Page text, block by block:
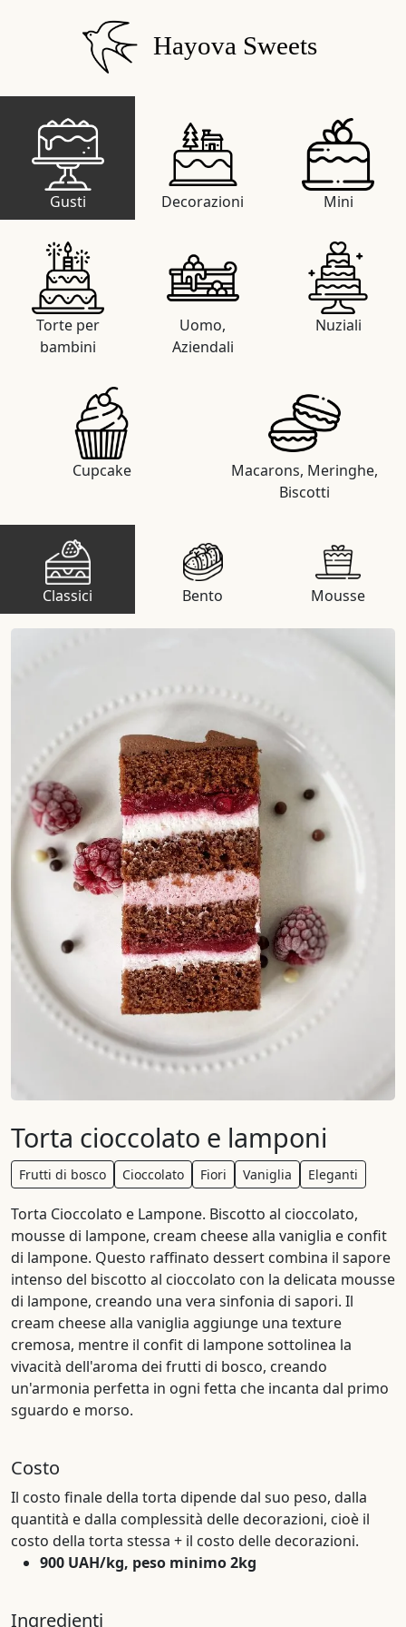
Hayova Sweets
Gusti Decorazioni Mini
Torte per
bambini
Uomo,
Aziendali
Nuziali
Cupcake
Macarons, Meringhe,
Biscotti
Classici Bento Mousse
Torta cioccolato e lamponi
Frutti di bosco Cioccolato Fiori Vaniglia Eleganti
Torta Cioccolato e Lampone. Biscotto al cioccolato,
mousse di lampone, cream cheese alla vaniglia e confit
di lampone. Questo raffinato dessert combina il sapore
intenso del biscotto al cioccolato con la delicata mousse
di lampone, creando una vera sinfonia di sapori. Il
cream cheese alla vaniglia aggiunge una texture
cremosa, mentre il confit di lampone sottolinea la
vivacità dell'aroma dei frutti di bosco, creando
un'armonia perfetta in ogni fetta che incanta dal primo
sguardo e morso.
Costo
Il costo finale della torta dipende dal suo peso, dalla
quantità e dalla complessità delle decorazioni, cioè il
costo della torta stessa + il costo delle decorazioni.
900 UAH/kg, peso minimo 2kg
Ingredienti